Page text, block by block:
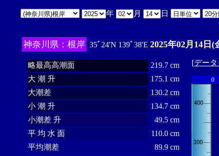
年 月 日
神奈川県：根岸 35ﾟ24'N 139ﾟ38'E 2025年02月14日(
略最高高潮面
219.7 cm
大 潮 升
175.1 cm
大潮差
130.2 cm
小 潮 升
134.7 cm
小潮差 升
49.5 cm
平 均 水 面
110.0 cm
平均潮差
89.9 cm
[デー
0